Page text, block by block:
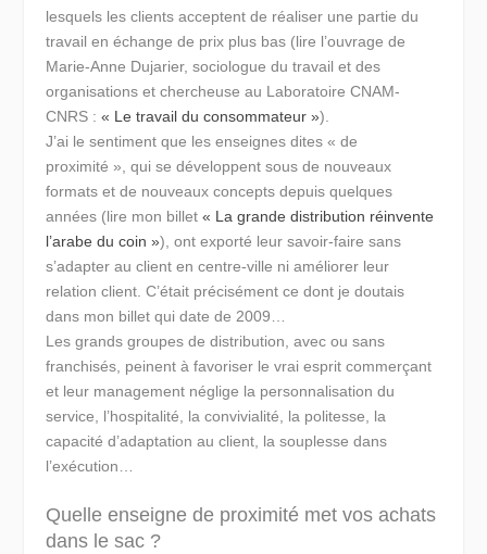
lesquels les clients acceptent de réaliser une partie du
travail en échange de prix plus bas (lire l’ouvrage de
Marie-Anne Dujarier, sociologue du travail et des
organisations et chercheuse au Laboratoire CNAM-
CNRS :« Le travail du consommateur »).
J’ai le sentiment que les enseignes dites « de
proximité », qui se développent sous de nouveaux
formats et de nouveaux concepts depuis quelques
années (lire mon billet« La grande distribution réinvente
l’arabe du coin »), ont exporté leur savoir-faire sans
s’adapter au client en centre-ville ni améliorer leur
relation client. C’était précisément ce dont je doutais
dans mon billet qui date de 2009…
Les grands groupes de distribution, avec ou sans
franchisés, peinent à favoriser le vrai esprit commerçant
et leur management néglige la personnalisation du
service, l’hospitalité, la convivialité, la politesse, la
capacité d’adaptation au client, la souplesse dans
l’exécution…
Quelle enseigne de proximité met vos achats
dans le sac ?